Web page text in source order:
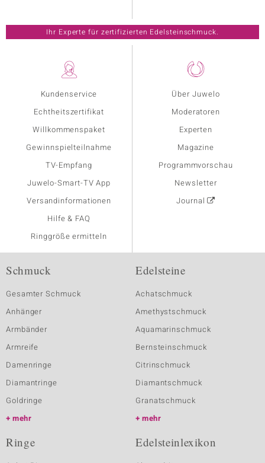
Kundenservice
Echtheitszertifikat
Willkommenspaket
Gewinnspielteilnahme
TV-Empfang
Juwelo-Smart-TV App
Versandinformationen
Hilfe & FAQ
Ringgröße ermitteln
Über Juwelo
Moderatoren
Experten
Magazine
Programmvorschau
Newsletter
Journal
Ihr Experte für zertifizierten Edelsteinschmuck.
Schmuck
Gesamter Schmuck
Anhänger
Armbänder
Armreife
Damenringe
Diamantringe
Goldringe
mehr
Edelsteine
Achatschmuck
Amethystschmuck
Aquamarinschmuck
Bernsteinschmuck
Citrinschmuck
Diamantschmuck
Granatschmuck
mehr
Ringe Edelsteinlexikon